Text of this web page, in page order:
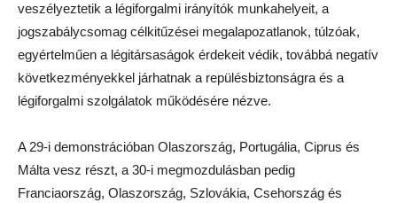
veszélyeztetik a légiforgalmi irányítók munkahelyeit, a
jogszabálycsomag célkitűzései megalapozatlanok, túlzóak,
egyértelműen a légitársaságok érdekeit védik, továbbá negatív
következményekkel járhatnak a repülésbiztonságra és a
légiforgalmi szolgálatok működésére nézve.
A 29-i demonstrációban Olaszország, Portugália, Ciprus és
Málta vesz részt, a 30-i megmozdulásban pedig
Franciaország, Olaszország, Szlovákia, Csehország és